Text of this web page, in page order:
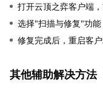
打开云顶之弈客户端
选择"扫描与修复"功
修复完成后，重启客
其他辅助解决方法